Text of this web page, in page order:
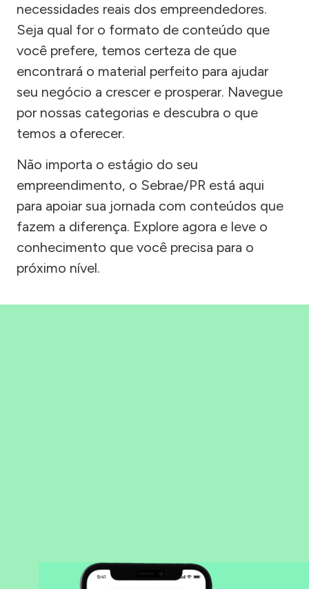
necessidades reais dos empreendedores.
Seja qual for o formato de conteúdo que
você prefere, temos certeza de que
encontrará o material perfeito para ajudar
seu negócio a crescer e prosperar. Navegue
por nossas categorias e descubra o que
temos a oferecer.
Não importa o estágio do seu
empreendimento, o Sebrae/PR está aqui
para apoiar sua jornada com conteúdos que
fazem a diferença. Explore agora e leve o
conhecimento que você precisa para o
próximo nível.